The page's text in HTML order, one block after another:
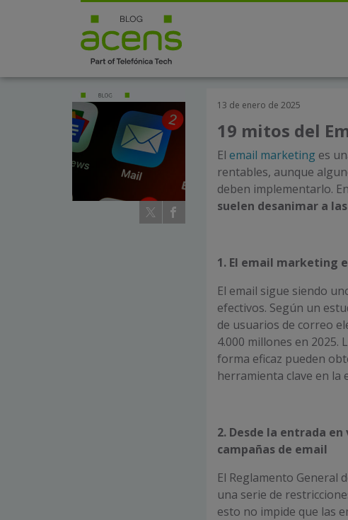
13 de enero de 2025
19 mitos del
El email marketing es
rentables, aunque
deben implementarlo.
suelen desanimar a
1. El email marketing
El email sigue siendo
efectivos. Según un
de usuarios de correo
4.000 millones en 2025.
forma eficaz pueden
herramienta clave en la
2. Desde la entrada
campañas de email
El Reglamento General
una serie de
esto no impide que las